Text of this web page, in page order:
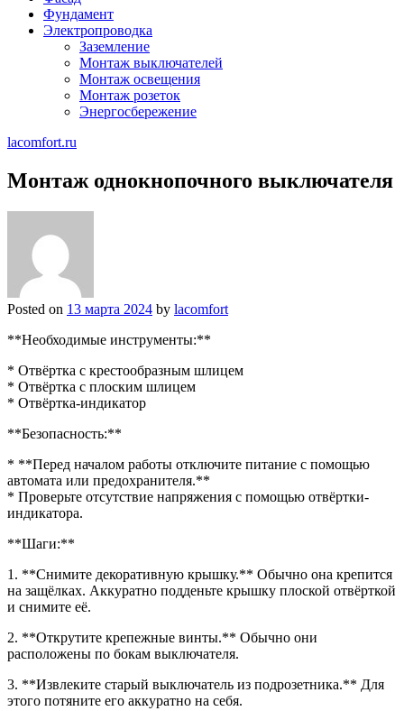
Фундамент
Электропроводка
Заземление
Монтаж выключателей
Монтаж освещения
Монтаж розеток
Энергосбережение
lacomfort.ru
Монтаж однокнопочного выключателя
Posted on 13 марта 2024 by lacomfort
**Необходимые инструменты:**
* Отвёртка с крестообразным шлицем
* Отвёртка с плоским шлицем
* Отвёртка-индикатор
**Безопасность:**
* **Перед началом работы отключите питание с помощью
автомата или предохранителя.**
* Проверьте отсутствие напряжения с помощью отвёртки-
индикатора.
**Шаги:**
1. **Снимите декоративную крышку.** Обычно она крепится
на защёлках. Аккуратно подденьте крышку плоской отвёрткой
и снимите её.
2. **Открутите крепежные винты.** Обычно они
расположены по бокам выключателя.
3. **Извлеките старый выключатель из подрозетника.** Для
этого потяните его аккуратно на себя.